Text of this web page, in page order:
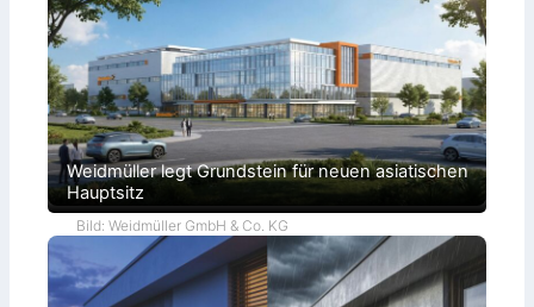
Weidmüller legt Grundstein für neuen asiatischen
Hauptsitz
Bild: Weidmüller GmbH & Co. KG